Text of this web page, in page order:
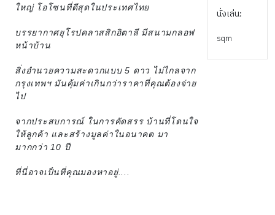
นั่งเล่น:
sqm
ใหญ่​ โอโซนที่ดีสุดในประเทศไทย
บรรยากาศ​ยุโรปคลาสสิกอิตาลี มีสนามกลอฟ
หน้าบ้าน
สิ่งอำนวยความสะดวกแบบ​ 5​ ดาว ไม่ไกลจาก​
กรุงเทพฯ​ มันคุ้มค่าเกินกว่าราคา​ที่คุณต้องจ่าย
ไป​
จากประสบการณ์​ ในการคัดสรร​ บ้านที่โดนใจ
ให้ลูกค้า​ และสร้างมูลค่าในอนาคต​ มา
มากกว่า​ 10​ ปี​
ที่นี่​อาจเป็นที่คุณมองหาอยู่....